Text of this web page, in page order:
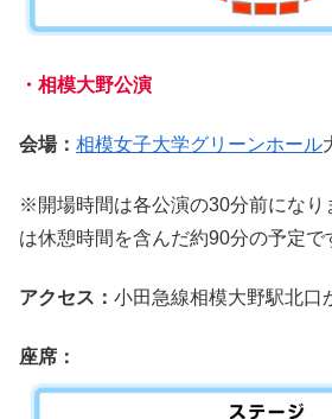
・相模大野公演
会場： 相模女子大学グリーンホール
※開場時間は各公演の30分前になり
は休憩時間を含んだ約90分の予定で
アクセス： 小田急線相模大野駅北口
座席：